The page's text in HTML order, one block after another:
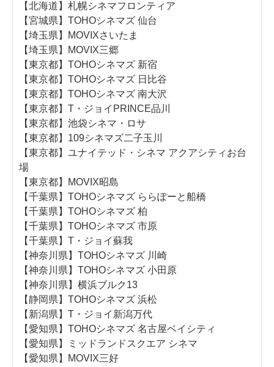
【北海道】札幌シネマフロンティア
【宮城県】TOHOシネマズ 仙台
【埼玉県】MOVIXさいたま
【埼玉県】MOVIX三郷
【東京都】TOHOシネマズ 新宿
【東京都】TOHOシネマズ 日比谷
【東京都】TOHOシネマズ 南大沢
【東京都】T・ジョイPRINCE品川
【東京都】池袋シネマ・ロサ
【東京都】109シネマズ二子玉川
【東京都】ユナイテッド・シネマ アクアシティお台
場
【東京都】MOVIX昭島
【千葉県】TOHOシネマズ ららぽーと船橋
【千葉県】TOHOシネマズ 柏
【千葉県】TOHOシネマズ 市原
【千葉県】T・ジョイ蘇我
【神奈川県】TOHOシネマズ 川崎
【神奈川県】TOHOシネマズ 小田原
【神奈川県】横浜ブルク13
【静岡県】TOHOシネマズ 浜松
【新潟県】T・ジョイ新潟万代
【愛知県】TOHOシネマズ 名古屋ベイシティ
【愛知県】ミッドランドスクエア シネマ
【愛知県】MOVIX三好